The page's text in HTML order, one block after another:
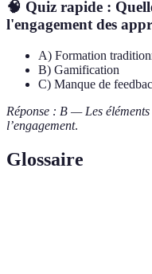
🧠 Quiz rapide :
l'engagement des
A) Formation
B) Gamification
C) Manque de
Réponse : B — Les
l’engagement.
Glossaire